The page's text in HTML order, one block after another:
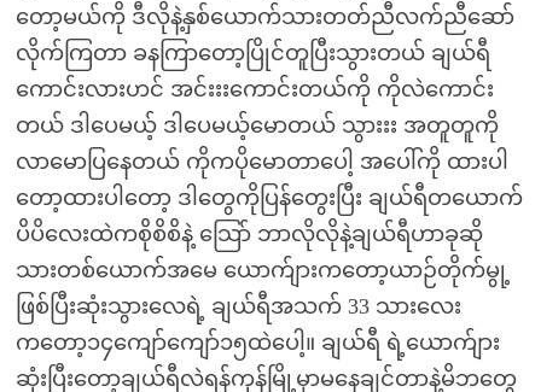
တော့မယ်ကို ဒီလိုနဲ့နှစ်ယောက်သားတတ်ညီလက်ညီဆော်
လိုက်ကြတာ ခနကြာတော့ပြိုင်တူပြီးသွားတယ် ချယ်ရီ
ကောင်းလားဟင် အင်းးးကောင်းတယ်ကို ကိုလဲကောင်း
တယ် ဒါပေမယ့် ဒါပေမယ့်မောတယ် သွားးး အတူတူကို
လာမောပြနေတယ် ကိုကပိုမောတာပေါ့ အပေါ်ကို ထားပါ
တော့ထားပါတော့ ဒါတွေကိုပြန်တွေးပြီး ချယ်ရီတယောက်
ပိပိလေးထဲကစိုစိစိနဲ့ သြော် ဘာလိုလိုနဲ့ချယ်ရီဟာခုဆို
သားတစ်ယောက်အမေ ယောက်ျားကတော့ယာဉ်တိုက်မွု့
ဖြစ်ပြီးဆုံးသွားလေရဲ့ ချယ်ရီအသက် 33 သားလေး
ကတော့၁၄ကျော်ကျော်၁၅ထဲပေါ့။ ချယ်ရီ ရဲ့ယောက်ျား
ဆုံးပြီးတော့ချယ်ရီလဲရန်ကုန်မြို့မှာမနေချင်တာနဲ့မိဘတွေ